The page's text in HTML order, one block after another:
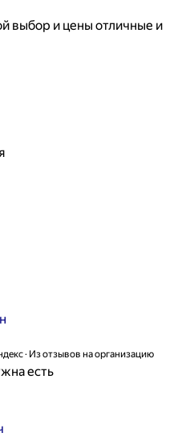
выбор и цены отличные и
· Из отзывов на организацию
есть